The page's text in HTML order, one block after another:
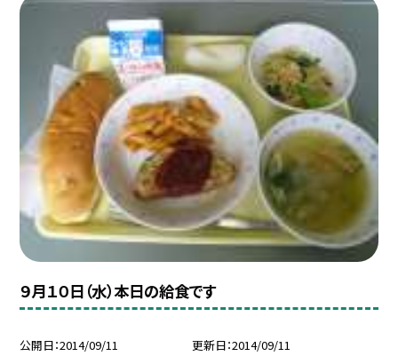
９月１０日（水）本日の給食です
公開日 2014/09/11 更新日 2014/09/11